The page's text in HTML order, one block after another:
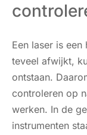
Een laser is een
teveel afwijkt,
ontstaan.
controleren op
werken. In de
instrumenten